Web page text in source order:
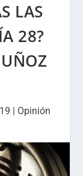
LAS
28?
| Opinión